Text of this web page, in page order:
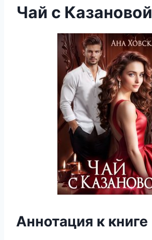
Чай с Казановой
Аннотация к книге